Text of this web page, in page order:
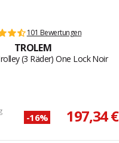
101 Bewertungen
TROLEM
(3 Räder) One Lock Noir
-16% 197,34 €